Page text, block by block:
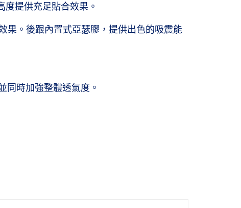
度提供充足貼合效果。
果。後跟內置式亞瑟膠，提供出色的吸震能
同時加強整體透氣度。